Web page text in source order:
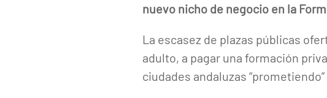
nuevo nicho de negocio en la
La escasez de plazas públicas
adulto, a pagar una formación
ciudades andaluzas